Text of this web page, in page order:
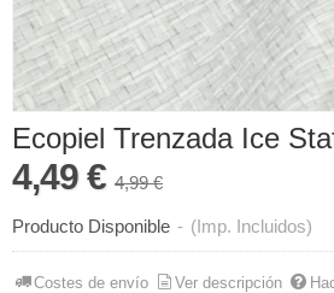
Ecopiel Trenzada Ice
4,49 € 4,99 €
Producto Disponible - (Imp. Incluidos)
Costes de envío Ver descripción